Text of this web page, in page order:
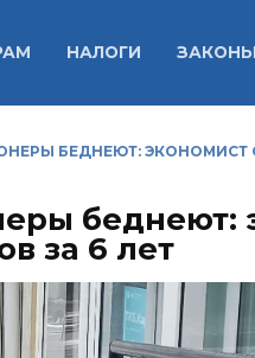
НАЛОГИ ЗАКОНЫ
БЕДНЕЮТ: ЭКОНОМИСТ
беднеют:
за 6 лет